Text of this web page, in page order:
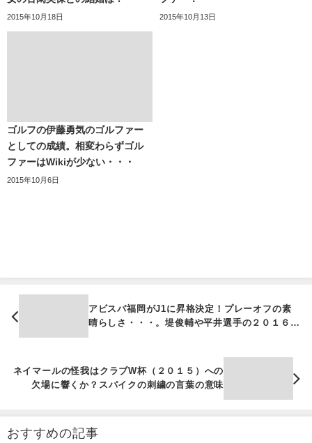
2015年10月18日 2015年10月13日
ゴルフの伊藤勇気のゴルファー
としての成績。相変わらずゴル
ファーはWikiが少ない・・・
2015年10月6日
アビスパ福岡がJ1に昇格決定！プレーオフの素
晴らしさ・・・。堤俊輔や平井選手の２０１６年
のブログを楽しみに！
ネイマールの怪我はクラブW杯（２０１５）への
欠場に響くか？スパイクの刺繍の言葉の意味
おすすめの記事